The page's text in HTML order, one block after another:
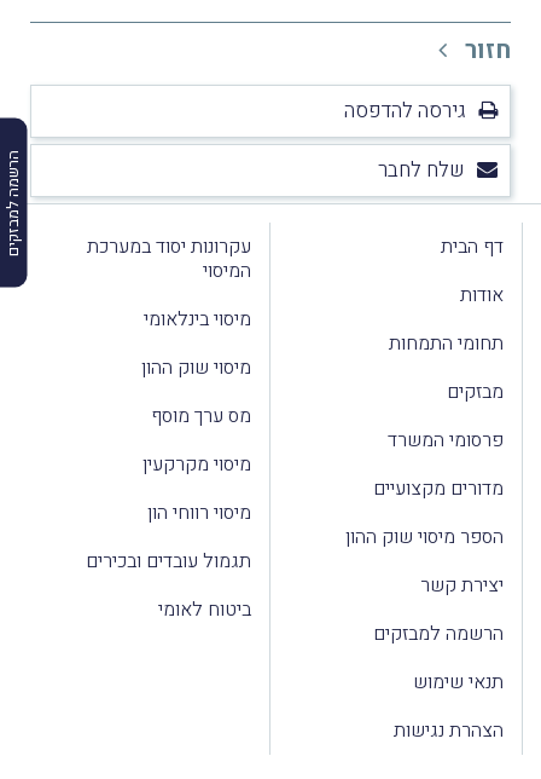
הרשמה למבזקים
חזור
גירסה להדפסה
שלח לחבר
דף הבית
אודות
תחומי התמחות
מבזקים
פרסומי המשרד
מדורים מקצועיים
הספר מיסוי שוק ההון
יצירת קשר
הרשמה למבזקים
תנאי שימוש
הצהרת נגישות
עקרונות יסוד במערכת
המיסוי
מיסוי בינלאומי
מיסוי שוק ההון
מס ערך מוסף
מיסוי מקרקעין
מיסוי רווחי הון
תגמול עובדים ובכירים
ביטוח לאומי